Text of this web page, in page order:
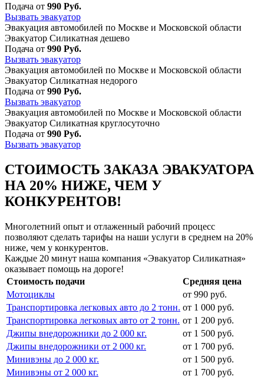
Подача от 990 Руб.
Вызвать эвакуатор
Эвакуация автомобилей по Москве и Московской области
Эвакуатор Силикатная дешево
Подача от 990 Руб.
Вызвать эвакуатор
Эвакуация автомобилей по Москве и Московской области
Эвакуатор Силикатная недорого
Подача от 990 Руб.
Вызвать эвакуатор
Эвакуация автомобилей по Москве и Московской области
Эвакуатор Силикатная круглосуточно
Подача от 990 Руб.
Вызвать эвакуатор
СТОИМОСТЬ ЗАКАЗА ЭВАКУАТОРА
НА 20% НИЖЕ, ЧЕМ У
КОНКУРЕНТОВ!
Многолетний опыт и отлаженный рабочий процесс
позволяют сделать тарифы на наши услуги в среднем на 20%
ниже, чем у конкурентов.
Каждые 20 минут наша компания «Эвакуатор Силикатная»
оказывает помощь на дороге!
Стоимость подачи
Средняя цена
Мотоциклы
от 990 руб.
Транспортировка легковых авто до 2 тонн. от 1 000 руб.
Транспортировка легковых авто от 2 тонн. от 1 200 руб.
Джипы внедорожники до 2 000 кг.
от 1 500 руб.
Джипы внедорожники от 2 000 кг.
от 1 700 руб.
Минивэны до 2 000 кг.
от 1 500 руб.
Минивэны от 2 000 кг.
от 1 700 руб.